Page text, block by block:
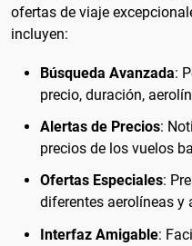
ofertas de viaje
incluyen:
Búsqueda Avanzada:
precio, duración,
Alertas de Precios:
precios de los vuelos
Ofertas Especiales:
diferentes aerolíneas y
Interfaz Amigable: